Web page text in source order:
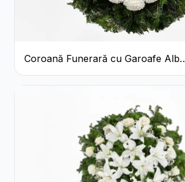
Coroană Funerară cu Garoafe Albe
și Crizanteme